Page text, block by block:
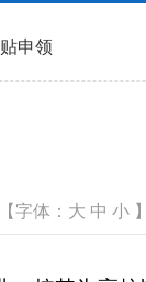
申领
【字体： 大 中 小 】